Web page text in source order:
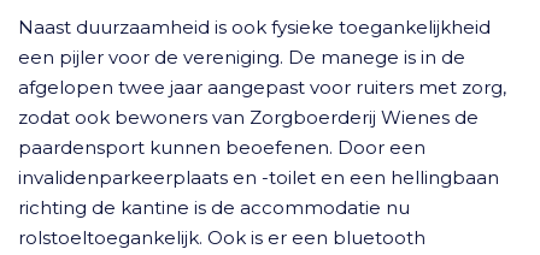
Naast duurzaamheid is ook fysieke toegankelijkheid
een pijler voor de vereniging. De manege is in de
afgelopen twee jaar aangepast voor ruiters met zorg,
zodat ook bewoners van Zorgboerderij Wienes de
paardensport kunnen beoefenen. Door een
invalidenparkeerplaats en -toilet en een hellingbaan
richting de kantine is de accommodatie nu
rolstoeltoegankelijk. Ook is er een bluetooth